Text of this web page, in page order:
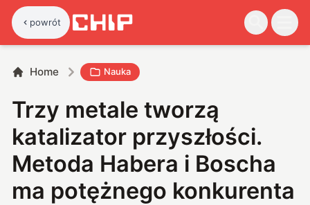
powrót
Home Nauka
Trzy metale tworzą
katalizator przyszłości.
Metoda Habera i Boscha
ma potężnego konkurenta